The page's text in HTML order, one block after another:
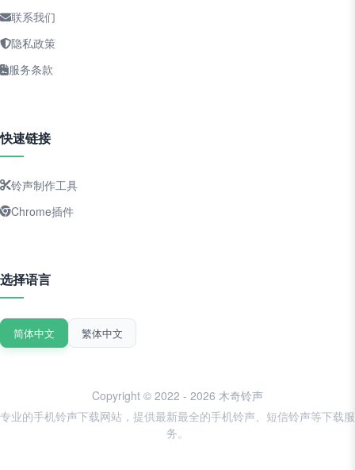
联系我们
隐私政策
服务条款
快速链接
铃声制作工具
Chrome插件
选择语言
简体中文 繁体中文
Copyright © 2022 - 2026 木奇铃声
专业的手机铃声下载网站，提供最新最全的手机铃声、短信铃声等下载服
务。